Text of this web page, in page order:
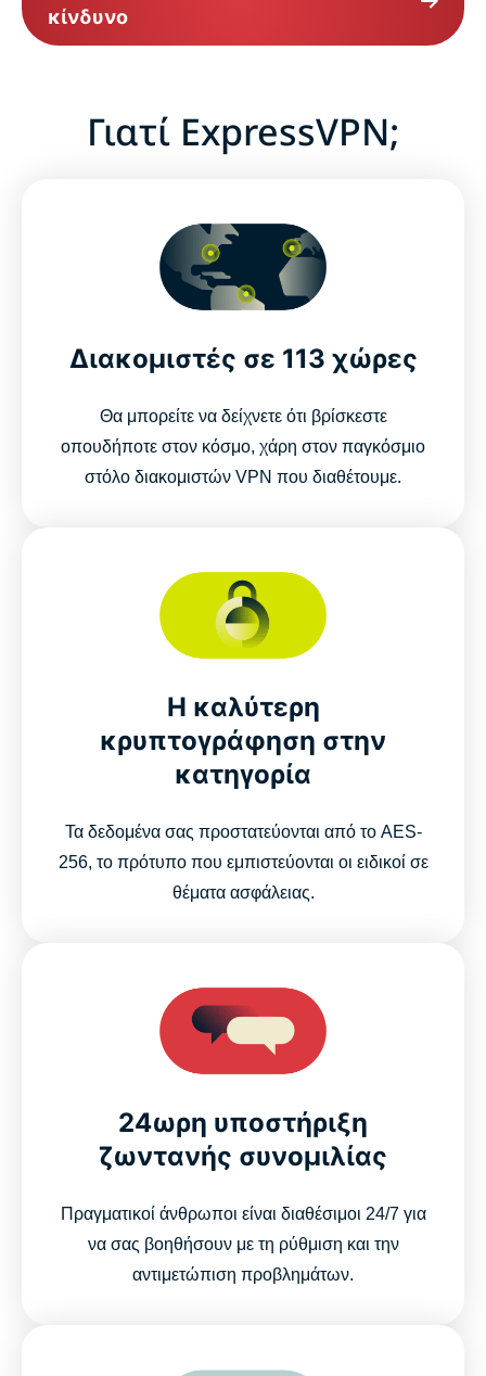
κίνδυνο
Γιατί ExpressVPN;
Διακομιστές σε 113 χώρες
Θα μπορείτε να δείχνετε ότι βρίσκεστε
οπουδήποτε στον κόσμο, χάρη στον παγκόσμιο
στόλο διακομιστών VPN που διαθέτουμε.
Η καλύτερη
κρυπτογράφηση στην
κατηγορία
Τα δεδομένα σας προστατεύονται από το AES-
256, το πρότυπο που εμπιστεύονται οι ειδικοί σε
θέματα ασφάλειας.
24ωρη υποστήριξη
ζωντανής συνομιλίας
Πραγματικοί άνθρωποι είναι διαθέσιμοι 24/7 για
να σας βοηθήσουν με τη ρύθμιση και την
αντιμετώπιση προβλημάτων.